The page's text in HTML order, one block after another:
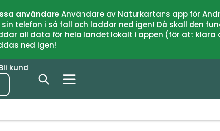
användareAnvändare av Naturkartans app för
telefon i så fall och laddar ned igen! Då skall den
all data för hela landet lokalt i appen (för att
ned igen!
Bli kund